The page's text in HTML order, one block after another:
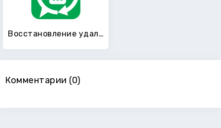
Восстановление удаленных файлов
Комментарии (0)